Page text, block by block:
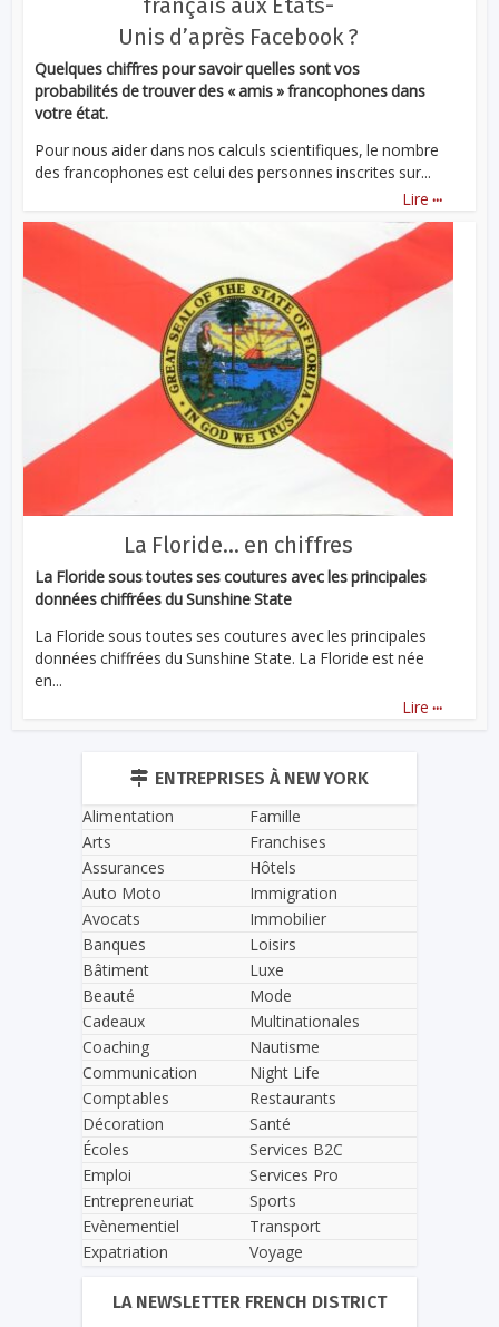
français aux États-
Unis d’après Facebook ?
Quelques chiffres pour savoir quelles sont vos
probabilités de trouver des « amis » francophones dans
votre état.
Pour nous aider dans nos calculs scientifiques, le nombre
des francophones est celui des personnes inscrites sur...
Lire ...
La Floride… en chiffres
La Floride sous toutes ses coutures avec les principales
données chiffrées du Sunshine State
La Floride sous toutes ses coutures avec les principales
données chiffrées du Sunshine State. La Floride est née
en...
Lire ...
ENTREPRISES À NEW YORK
Alimentation
Arts
Assurances
Auto Moto
Avocats
Banques
Bâtiment
Beauté
Cadeaux
Coaching
Communication
Comptables
Décoration
Écoles
Emploi
Entrepreneuriat
Evènementiel
Expatriation
Famille
Franchises
Hôtels
Immigration
Immobilier
Loisirs
Luxe
Mode
Multinationales
Nautisme
Night Life
Restaurants
Santé
Services B2C
Services Pro
Sports
Transport
Voyage
LA NEWSLETTER FRENCH DISTRICT